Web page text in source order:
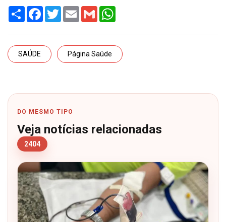
Share Facebook
TwitterEmail Gmail
SAÚDE Página Saúde
DO MESMO TIPO
Veja notícias relacionadas
2404